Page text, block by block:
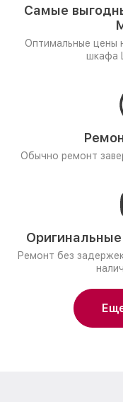
Самые
Оптимальные цены
шкафа
Обычно ремонт
Ремонт без